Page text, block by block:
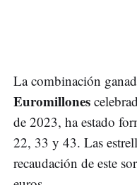
La combinación
Euromillones
de 2023, ha estado
22, 33 y 43. Las
recaudación de este